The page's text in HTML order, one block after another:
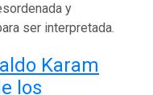
y
ser interpretada.
Karam
los